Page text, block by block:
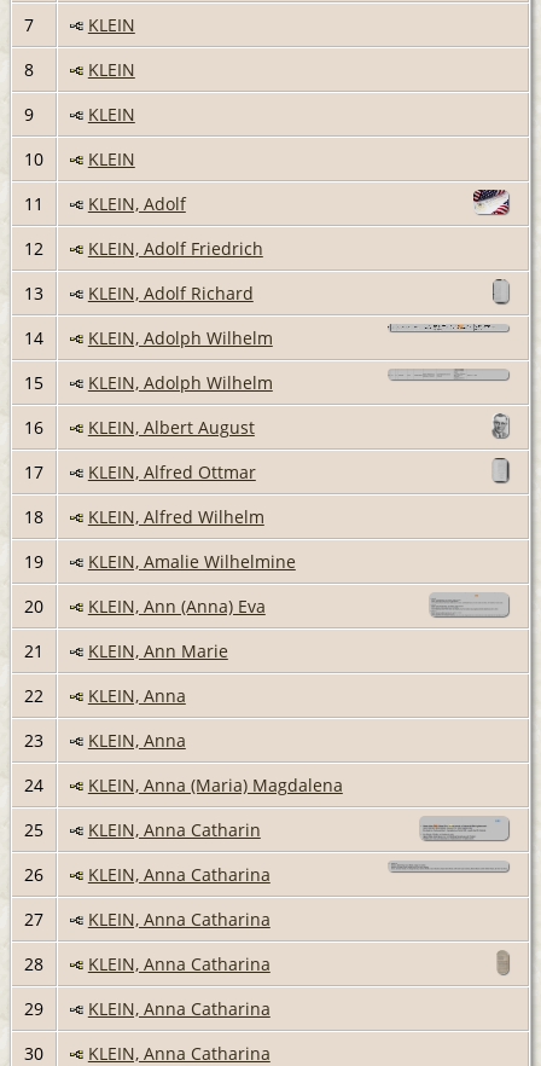
7
KLEIN
8
KLEIN
9
KLEIN
10
KLEIN
11
KLEIN, Adolf
12
KLEIN, Adolf Friedrich
13
KLEIN, Adolf Richard
14
KLEIN, Adolph Wilhelm
15
KLEIN, Adolph Wilhelm
16
KLEIN, Albert August
17
KLEIN, Alfred Ottmar
18
KLEIN, Alfred Wilhelm
19
KLEIN, Amalie Wilhelmine
20
KLEIN, Ann (Anna) Eva
21
KLEIN, Ann Marie
22
KLEIN, Anna
23
KLEIN, Anna
24
KLEIN, Anna (Maria) Magdalena
25
KLEIN, Anna Catharin
26
KLEIN, Anna Catharina
27
KLEIN, Anna Catharina
28
KLEIN, Anna Catharina
29
KLEIN, Anna Catharina
30
KLEIN, Anna Catharina